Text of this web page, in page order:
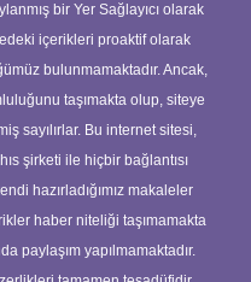
bir Yer Sağlayıcı olarak
içerikleri proaktif olarak
bulunmamaktadır. Ancak,
taşımakta olup, siteye
sayılırlar. Bu internet sitesi,
şirketi ile hiçbir bağlantısı
hazırladığımız makaleler
haber niteliği taşımamakta
paylaşım yapılmamaktadır.